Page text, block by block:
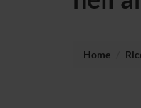
Home